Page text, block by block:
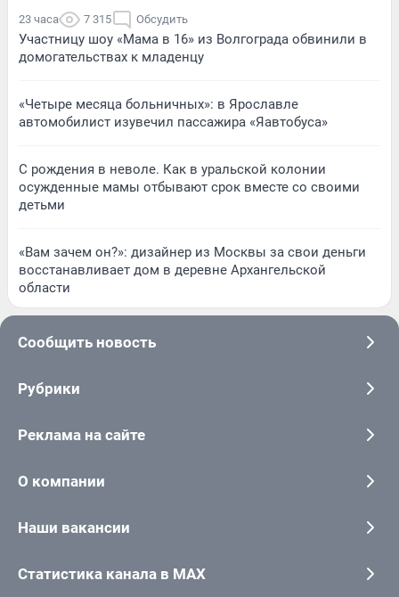
23 часа 7 315 Обсудить
Участницу шоу «Мама в 16» из Волгограда обвинили в
домогательствах к младенцу
«Четыре месяца больничных»: в Ярославле
автомобилист изувечил пассажира «Яавтобуса»
С рождения в неволе. Как в уральской колонии
осужденные мамы отбывают срок вместе со своими
детьми
«Вам зачем он?»: дизайнер из Москвы за свои деньги
восстанавливает дом в деревне Архангельской
области
Сообщить новость
Рубрики
Реклама на сайте
О компании
Наши вакансии
Статистика канала в MAX